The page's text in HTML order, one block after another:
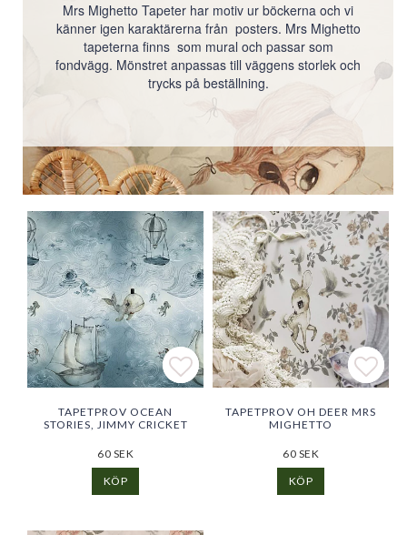
Mrs Mighetto Tapeter har motiv ur böckerna och vi
känner igen karaktärerna från posters. Mrs Mighetto
tapeterna finns som mural och passar som
fondvägg. Mönstret anpassas till väggens storlek och
trycks på beställning.
Lägg till i favoritlistan
Lägg till i favoritlistan
TAPETPROV OCEAN
STORIES, JIMMY CRICKET
60 SEK
KÖP
TAPETPROV OH DEER MRS
MIGHETTO
60 SEK
KÖP